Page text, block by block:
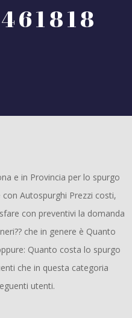
e in Provincia per lo spurgo
Autospurghi Prezzi costi,
con preventivi la domanda
che in genere è Quanto
Quanto costa lo spurgo
che in questa categoria
utenti.